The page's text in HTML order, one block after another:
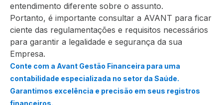
entendimento diferente sobre o assunto.
Portanto, é importante consultar a AVANT para ficar
ciente das regulamentações e requisitos necessários
para garantir a legalidade e segurança da sua
Empresa.
Conte com a Avant Gestão Financeira para uma
contabilidade especializada no setor da Saúde.
Garantimos excelência e precisão em seus registros
financeiros.